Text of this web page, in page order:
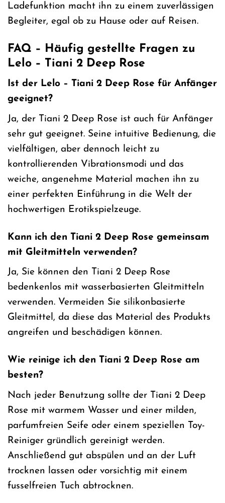
Ladefunktion macht ihn zu einem zuverlässigen
Begleiter, egal ob zu Hause oder auf Reisen.
FAQ – Häufig gestellte Fragen zu
Lelo – Tiani 2 Deep Rose
Ist der Lelo – Tiani 2 Deep Rose für Anfänger
geeignet?
Ja, der Tiani 2 Deep Rose ist auch für Anfänger
sehr gut geeignet. Seine intuitive Bedienung, die
vielfältigen, aber dennoch leicht zu
kontrollierenden Vibrationsmodi und das
weiche, angenehme Material machen ihn zu
einer perfekten Einführung in die Welt der
hochwertigen Erotikspielzeuge.
Kann ich den Tiani 2 Deep Rose gemeinsam
mit Gleitmitteln verwenden?
Ja, Sie können den Tiani 2 Deep Rose
bedenkenlos mit wasserbasierten Gleitmitteln
verwenden. Vermeiden Sie silikonbasierte
Gleitmittel, da diese das Material des Produkts
angreifen und beschädigen können.
Wie reinige ich den Tiani 2 Deep Rose am
besten?
Nach jeder Benutzung sollte der Tiani 2 Deep
Rose mit warmem Wasser und einer milden,
parfumfreien Seife oder einem speziellen Toy-
Reiniger gründlich gereinigt werden.
Anschließend gut abspülen und an der Luft
trocknen lassen oder vorsichtig mit einem
fusselfreien Tuch abtrocknen.